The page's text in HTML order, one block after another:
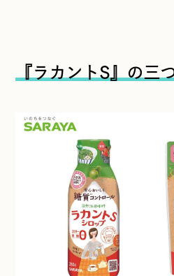
『ラカントS』の三